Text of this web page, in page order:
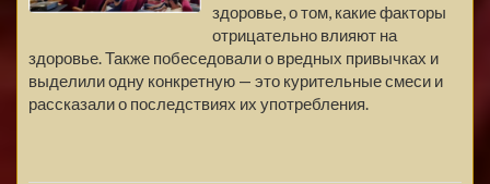
здоровье, о том, какие факторы
отрицательно влияют на
здоровье. Также побеседовали о вредных привычках и
выделили одну конкретную — это курительные смеси и
рассказали о последствиях их употребления.